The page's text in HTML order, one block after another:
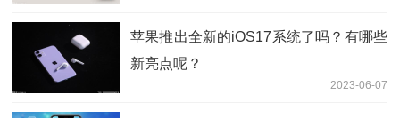
苹果推出全新的iOS17系统了吗？有哪些
新亮点呢？
2023-06-07